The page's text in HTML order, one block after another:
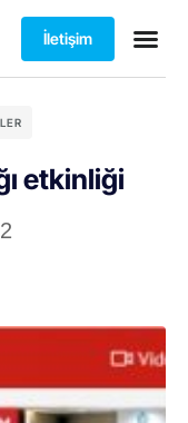
İletişim
etkinliği